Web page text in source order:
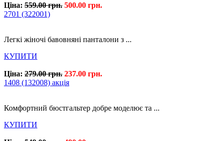
Ціна: 559.00 грн. 500.00 грн.
2701 (322001)
Легкі жіночі бавовняні панталони з ...
КУПИТИ
Ціна: 279.00 грн. 237.00 грн.
1408 (132008) акція
Комфортний бюстгальтер добре моделює та ...
КУПИТИ